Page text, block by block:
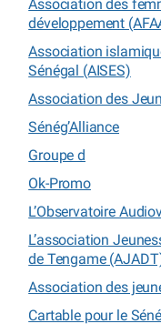
Association des
développement
Association
Sénégal (AISES)
Association des
Sénég’Alliance
Groupe d
Ok-Promo
L’Observatoire
L’association
de Tengame
Association des
Cartable pour le